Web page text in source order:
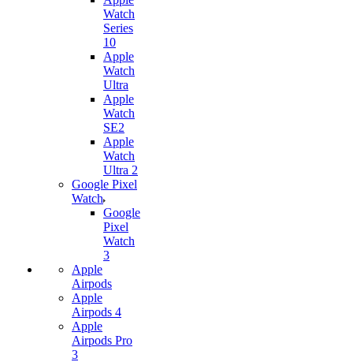
Watch
Series
10
Apple
Watch
Ultra
Apple
Watch
SE2
Apple
Watch
Ultra 2
Google Pixel
Watch
Google
Pixel
Watch
3
Apple
Airpods
Apple
Airpods 4
Apple
Airpods Pro
3